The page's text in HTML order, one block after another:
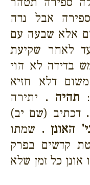
אבל נדה
אלא שבעה עם
לאחר שקיעת
בדידה לא הוי
משום דלא חזיא
תהיה . יתירה
דכתיב (שם יב)
האונן . שמתו
קדשים בפרק
אונן כל זמן שלא